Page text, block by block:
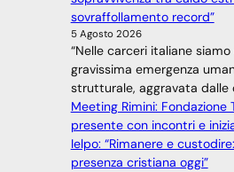
sovraffollamento record”
5 Agosto 2026
“Nelle carceri italiane
gravissima emergenza
strutturale, aggravata dalle
Meeting Rimini: Fondazione
presente con incontri e
Ielpo: “Rimanere e
presenza cristiana oggi”